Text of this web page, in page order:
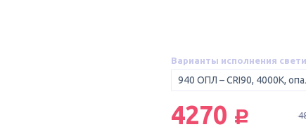
Варианты исполнения
940 ОПЛ – CRI90, 4000К,
4270 руб.